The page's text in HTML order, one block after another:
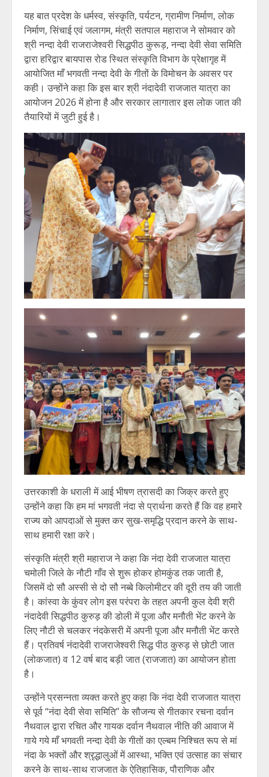
यह बात प्रदेश के धर्मस्व, संस्कृति, पर्यटन, ग्रामीण निर्माण, लोक
निर्माण, सिंचाई एवं जलागम, मंत्री सतपाल महाराज ने सोमवार को
श्री नन्दा देवी राजराजेश्वरी सिद्धपीठ कुरूड़, नन्दा देवी सेवा समिति
द्वारा हरिद्वार बायपास रोड स्थित संस्कृति विभाग के प्रेक्षागृह में
आयोजित माँ भगवती नन्दा देवी के गीतों के विमोचन के अवसर पर
कही। उन्होंने कहा कि इस बार श्री नंदादेवी राजजात यात्रा का
आयोजन 2026 में होना है और सरकार लागातार इस लोक जात की
तैयारियों में जुटी हुई है।
उत्तरकाशी के धराली में आई भीषण त्रासदी का जिक्र करते हुए
उन्होंने कहा कि हम मां भगवती नंदा से प्रार्थना करते हैं कि वह हमारे
राज्य को आपदाओं से मुक्त कर सुख-समृद्धि प्रदान करने के साथ-
साथ हमारी रक्षा करे।
संस्कृति मंत्री श्री महाराज ने कहा कि नंदा देवी राजजात यात्रा
चमोली जिले के नौटी गाँव से शुरू होकर होमकुंड तक जाती है,
जिसमें दो सौ अस्सी से दो सौ नब्बे किलोमीटर की दूरी तय की जाती
है। कांस्वा के कुंवर लोग इस परंपरा के तहत अपनी कुल देवी श्री
नंदादेवी सिद्धपीठ कुरुड़ की डोली में पूजा और मनौती भेंट करने के
लिए नौटी से चलकर नंदकेसरी में अपनी पूजा और मनौती भेंट करते
हैं। प्रतिवर्ष नंदादेवी राजराजेश्वरी सिद्ध पीठ कुरुड़ से छोटी जात
(लोकजात) व 12 वर्ष बाद बड़ी जात (राजजात) का आयोजन होता
है।
उन्होंने प्रसन्नता व्यक्त करते हुए कहा कि नंदा देवी राजजात यात्रा
से पूर्व “नंदा देवी सेवा समिति” के सौजन्य से गीतकार रचना दर्वान
नैथवाल द्वारा रचित और गायक दर्वान नैथवाल नीति की आवाज में
गाये गये माँ भगवती नन्दा देवी के गीतों का एल्बम निश्चित रूप से मां
नंदा के भक्तों और श्रृद्धालुओं में आस्था, भक्ति एवं उत्साह का संचार
करने के साथ-साथ राजजात के ऐतिहासिक, पौराणिक और